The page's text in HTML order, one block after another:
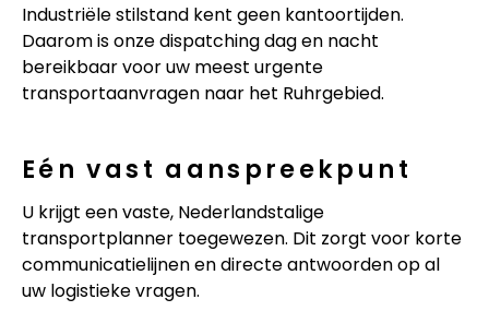
Industriële stilstand kent geen kantoortijden.
Daarom is onze dispatching dag en nacht
bereikbaar voor uw meest urgente
transportaanvragen naar het Ruhrgebied.
Eén vast aanspreekpunt
U krijgt een vaste, Nederlandstalige
transportplanner toegewezen. Dit zorgt voor korte
communicatielijnen en directe antwoorden op al
uw logistieke vragen.